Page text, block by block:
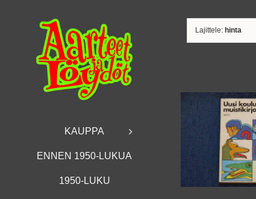
KAUPPA
ENNEN 1950-LUKUA
1950-LUKU
Lajittele: hinta